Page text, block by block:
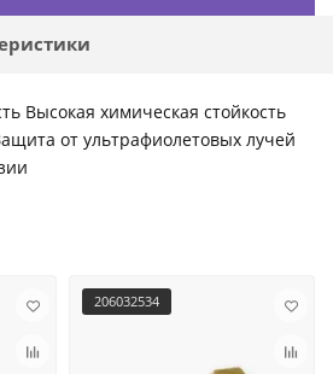
Высокая химическая стойкость
от ультрафиолетовых лучей
206032534